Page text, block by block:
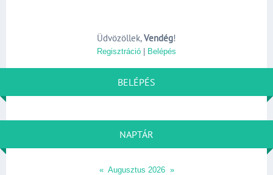
Üdvözöllek,Vendég!
Regisztráció Belépés
BELÉPÉS
NAPTÁR
« Augusztus 2026 »